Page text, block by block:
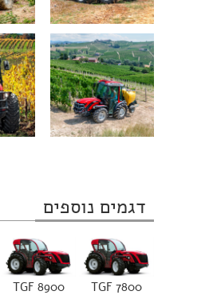
דגמים נוספים
TGF 7800
TGF 8900